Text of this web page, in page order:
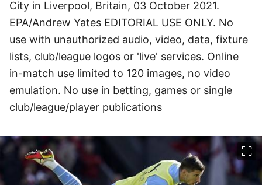
City in Liverpool, Britain, 03 October 2021.
EPA/Andrew Yates EDITORIAL USE ONLY. No
use with unauthorized audio, video, data, fixture
lists, club/league logos or 'live' services. Online
in-match use limited to 120 images, no video
emulation. No use in betting, games or single
club/league/player publications